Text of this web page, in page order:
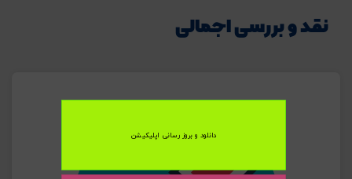
نقد و بررسی اجمالی
دانلود و بروز رسانی اپلیکیشن